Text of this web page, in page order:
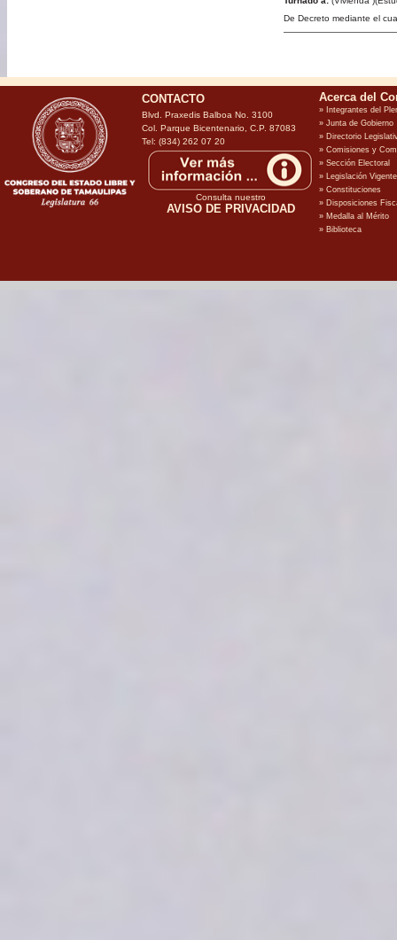
De Decreto mediante el
CONTACTO
Blvd. Praxedis Balboa No. 3100
Col. Parque Bicentenario, C.P. 87083
Tel: (834) 262 07 20
Consulta nuestro
AVISO DE PRIVACIDAD